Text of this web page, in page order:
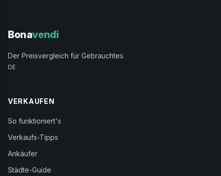
Bonavendi
Der Preisvergleich für Gebrauchtes.
DE
VERKAUFEN
So funktioniert's
Verkaufs-Tipps
Ankäufer
Städte-Guide